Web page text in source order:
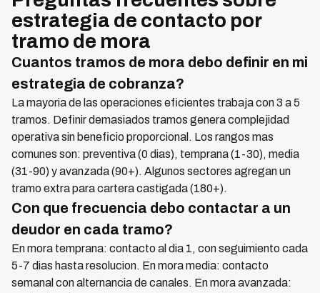
estrategia de contacto por
tramo de mora
Cuantos tramos de mora debo definir en mi
estrategia de cobranza?
La mayoria de las operaciones eficientes trabaja con 3 a 5
tramos. Definir demasiados tramos genera complejidad
operativa sin beneficio proporcional. Los rangos mas
comunes son: preventiva (0 dias), temprana (1-30), media
(31-90) y avanzada (90+). Algunos sectores agregan un
tramo extra para cartera castigada (180+).
Con que frecuencia debo contactar a un
deudor en cada tramo?
En mora temprana: contacto al dia 1, con seguimiento cada
5-7 dias hasta resolucion. En mora media: contacto
semanal con alternancia de canales. En mora avanzada: